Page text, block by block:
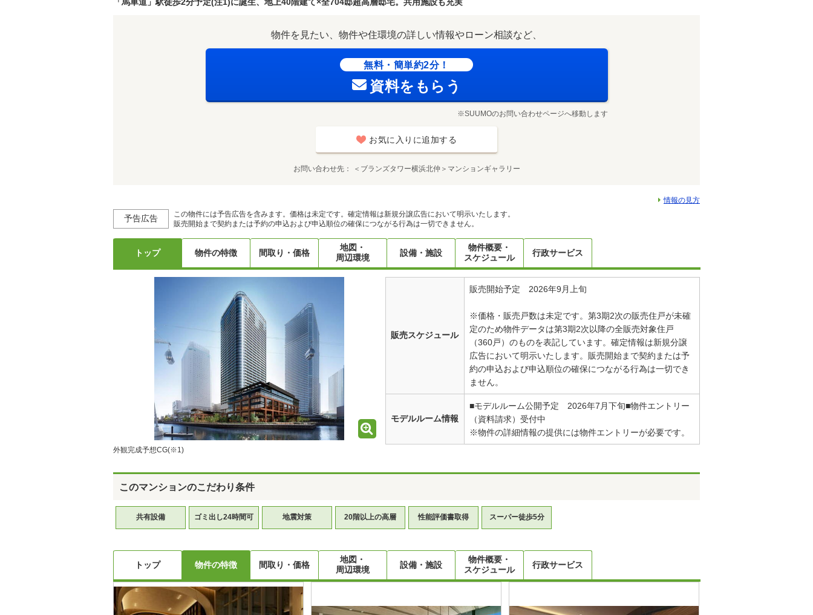
物件を見たい、物件や住環境の詳しい情報やローン相談など、
無料・簡単約2分！
資料をもらう
※SUUMOのお問い合わせページへ移動します
お気に入りに追加する
お問い合わせ先 ＜ブランズタワー横浜北仲＞マンションギャラリー
情報の見方
予告広告
この物件には予告広告を含みます。価格は未定です。確定情報は新規分譲広告において明示いたします。
販売開始まで契約または予約の申込および申込順位の確保につながる行為は一切できません。
トップ 物件の特徴 間取り・価格
地図・
周辺環境
設備・施設
物件概要・
スケジュール
行政サービス
外観完成予想CG(※1)
販売スケジュール
販売開始予定 2026年9月上旬
※価格・販売戸数は未定です。第3期2次の販売住戸が未確
定のため物件データは第3期2次以降の全販売対象住戸
（360戸）のものを表記しています。確定情報は新規分譲
広告において明示いたします。販売開始まで契約または予
約の申込および申込順位の確保につながる行為は一切でき
ません。
モデルルーム情報
■モデルルーム公開予定 2026年7月下旬■物件エントリー
（資料請求）受付中
※物件の詳細情報の提供には物件エントリーが必要です。
このマンションのこだわり条件
共有設備 ゴミ出し24時間可 地震対策 20階以上の高層 性能評価書取得 スーパー徒歩5分
トップ 物件の特徴 間取り・価格
地図・
周辺環境
設備・施設
物件概要・
スケジュール
行政サービス